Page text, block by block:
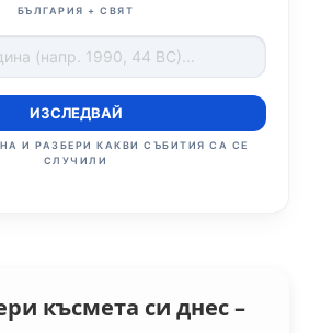
БЪЛГАРИЯ + СВЯТ
ИЗСЛЕДВАЙ
И РАЗБЕРИ КАКВИ СЪБИТИЯ СА СЕ
СЛУЧИЛИ
късмета си днес –